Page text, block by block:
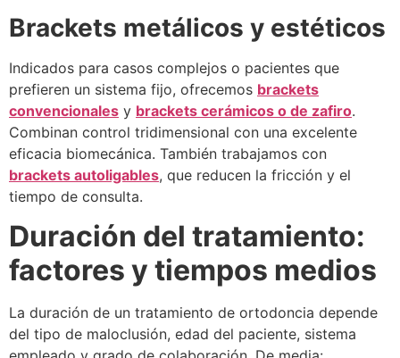
Brackets metálicos y estéticos
Indicados para casos complejos o pacientes que
prefieren un sistema fijo, ofrecemos brackets
convencionales y brackets cerámicos o de zafiro.
Combinan control tridimensional con una excelente
eficacia biomecánica. También trabajamos con
brackets autoligables, que reducen la fricción y el
tiempo de consulta.
Duración del tratamiento:
factores y tiempos medios
La duración de un tratamiento de ortodoncia depende
del tipo de maloclusión, edad del paciente, sistema